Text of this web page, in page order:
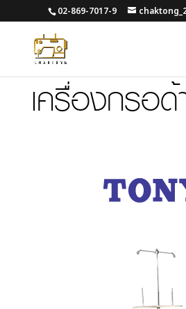
02-869-7017-9
เครื่องกรอด้